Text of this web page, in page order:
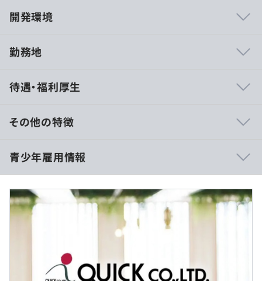
開発環境
師＆看護学生向けメディア
・ナスカレ：240万DL突破！看護師向けカレンダーアプリ
けNewsメディア
・CAT：事業の根幹を支える、自社開発の社内向け業務シ
ステム（SFA/CRM）
・看護roo!国試：受験者約6万人中5万人が利用の看護師
・新規事業開発：新規サービス立ち上げに向けて複数プロ
勤務地
待遇・福利厚生
・個々人の能力・スキルに応じて、提示額を決定します。
は年収提示額を保証するものではありません）
その他の特徴
青少年雇用情報
過去３年間の新卒採用者数の男女別人数
前年度 男性46人 女性55人
3年度前 男性47人 女性48人